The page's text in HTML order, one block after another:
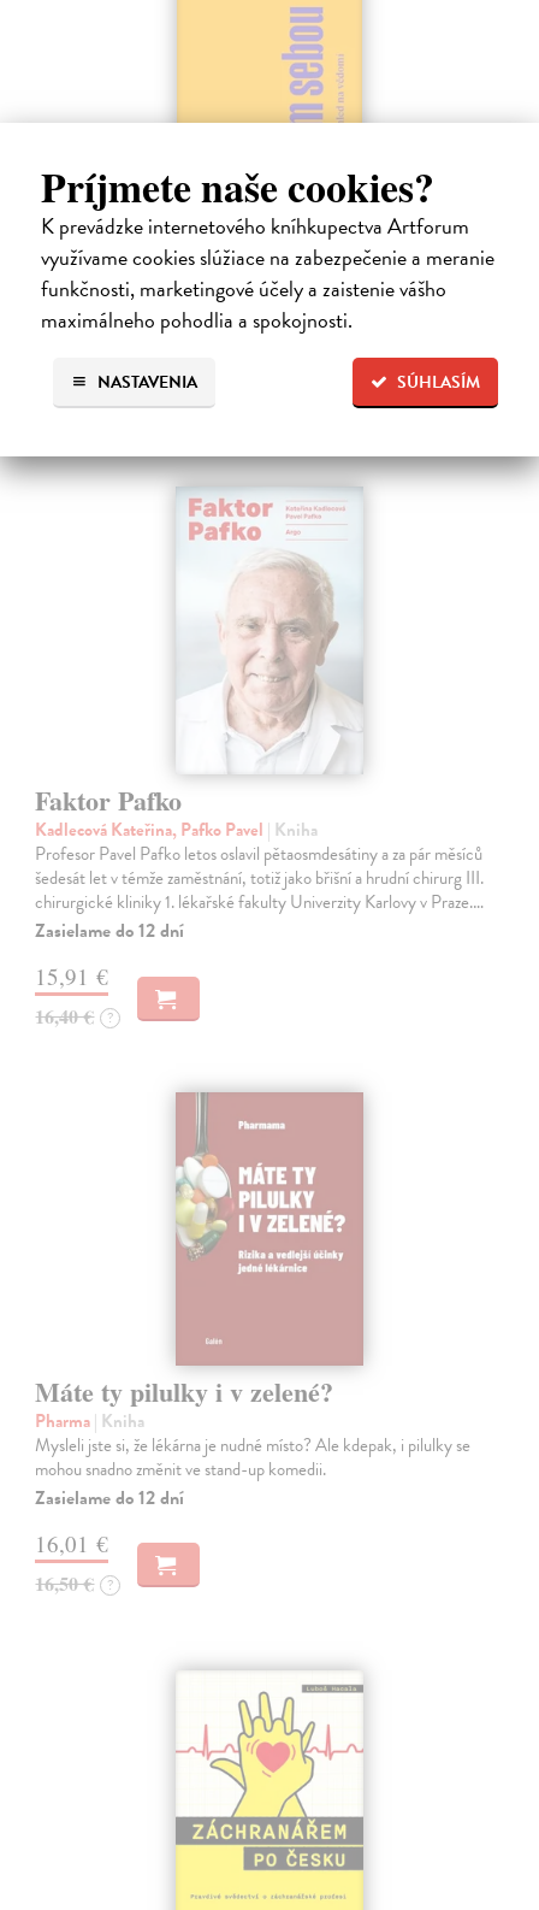
Príjmete naše cookies?
K prevádzke internetového kníhkupectva Artforum
využívame cookies slúžiace na zabezpečenie a meranie
funkčnosti, marketingové účely a zaistenie vášho
maximálneho pohodlia a spokojnosti.
SÚHLASÍM
NASTAVENIA
Sám sebou
Seth Anil| Kniha
Být sám sebou není tak jednoduché, jak se zdá. V mozku každého z
nás pracují společně miliardy neuronů a vytvářejí naše vědomé
zkušenosti.
21,47 €
Faktor Pafko
Kadlecová Kateřina, Pafko Pavel | Kniha
Profesor Pavel Pafko letos oslavil pětaosmdesátiny a za pár měsíců
šedesát let v témže zaměstnání, totiž jako břišní a hrudní chirurg III.
chirurgické kliniky 1. lékařské fakulty Univerzity Karlovy v Praze.…
Zasielame do 12 dní
15,91 €
16,40 € ?
Máte ty pilulky i v zelené?
Pharma| Kniha
Mysleli jste si, že lékárna je nudné místo? Ale kdepak, i pilulky se
mohou snadno změnit ve stand-up komedii.
Zasielame do 12 dní
16,01 €
16,50 € ?